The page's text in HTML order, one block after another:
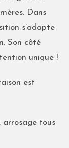
Dans
s’adapte
Son côté
unique !
est
arrosage tous